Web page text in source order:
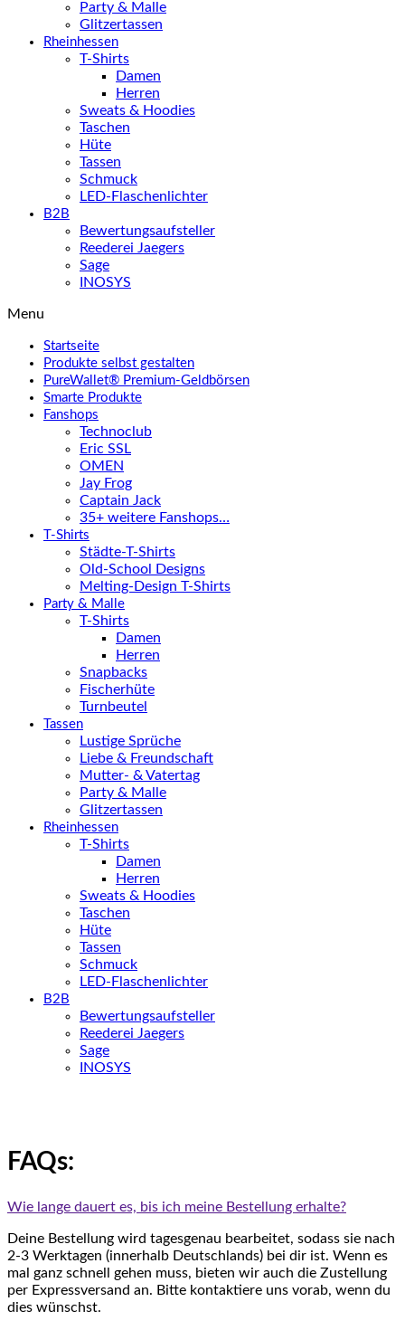
Party & Malle
Glitzertassen
Rheinhessen
T-Shirts
Damen
Herren
Sweats & Hoodies
Taschen
Hüte
Tassen
Schmuck
LED-Flaschenlichter
B2B
Bewertungsaufsteller
Reederei Jaegers
Sage
INOSYS
Menu
Startseite
Produkte selbst gestalten
PureWallet® Premium-Geldbörsen
Smarte Produkte
Fanshops
Technoclub
Eric SSL
OMEN
Jay Frog
Captain Jack
35+ weitere Fanshops…
T-Shirts
Städte-T-Shirts
Old-School Designs
Melting-Design T-Shirts
Party & Malle
T-Shirts
Damen
Herren
Snapbacks
Fischerhüte
Turnbeutel
Tassen
Lustige Sprüche
Liebe & Freundschaft
Mutter- & Vatertag
Party & Malle
Glitzertassen
Rheinhessen
T-Shirts
Damen
Herren
Sweats & Hoodies
Taschen
Hüte
Tassen
Schmuck
LED-Flaschenlichter
B2B
Bewertungsaufsteller
Reederei Jaegers
Sage
INOSYS
FAQs:
Wie lange dauert es, bis ich meine Bestellung erhalte?
Deine Bestellung wird tagesgenau bearbeitet, sodass sie nach
2-3 Werktagen (innerhalb Deutschlands) bei dir ist. Wenn es
mal ganz schnell gehen muss, bieten wir auch die Zustellung
per Expressversand an. Bitte kontaktiere uns vorab, wenn du
dies wünschst.